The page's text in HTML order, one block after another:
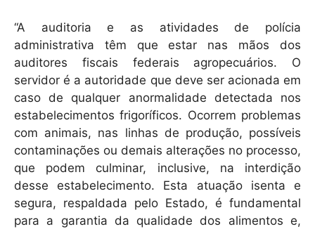
“A auditoria e as atividades de polícia
administrativa têm que estar nas mãos dos
auditores fiscais federais agropecuários. O
servidor é a autoridade que deve ser acionada em
caso de qualquer anormalidade detectada nos
estabelecimentos frigoríficos. Ocorrem problemas
com animais, nas linhas de produção, possíveis
contaminações ou demais alterações no processo,
que podem culminar, inclusive, na interdição
desse estabelecimento. Esta atuação isenta e
segura, respaldada pelo Estado, é fundamental
para a garantia da qualidade dos alimentos e,